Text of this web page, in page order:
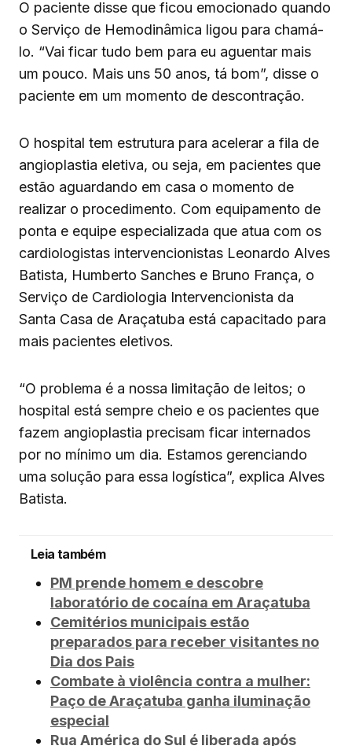
O paciente disse que ficou emocionado quando
o Serviço de Hemodinâmica ligou para chamá-
lo. “Vai ficar tudo bem para eu aguentar mais
um pouco. Mais uns 50 anos, tá bom”, disse o
paciente em um momento de descontração.
O hospital tem estrutura para acelerar a fila de
angioplastia eletiva, ou seja, em pacientes que
estão aguardando em casa o momento de
realizar o procedimento. Com equipamento de
ponta e equipe especializada que atua com os
cardiologistas intervencionistas Leonardo Alves
Batista, Humberto Sanches e Bruno França, o
Serviço de Cardiologia Intervencionista da
Santa Casa de Araçatuba está capacitado para
mais pacientes eletivos.
“O problema é a nossa limitação de leitos; o
hospital está sempre cheio e os pacientes que
fazem angioplastia precisam ficar internados
por no mínimo um dia. Estamos gerenciando
uma solução para essa logística”, explica Alves
Batista.
Leia também
PM prende homem e descobre
laboratório de cocaína em Araçatuba
Cemitérios municipais estão
preparados para receber visitantes no
Dia dos Pais
Combate à violência contra a mulher:
Paço de Araçatuba ganha iluminação
especial
Rua América do Sul é liberada após